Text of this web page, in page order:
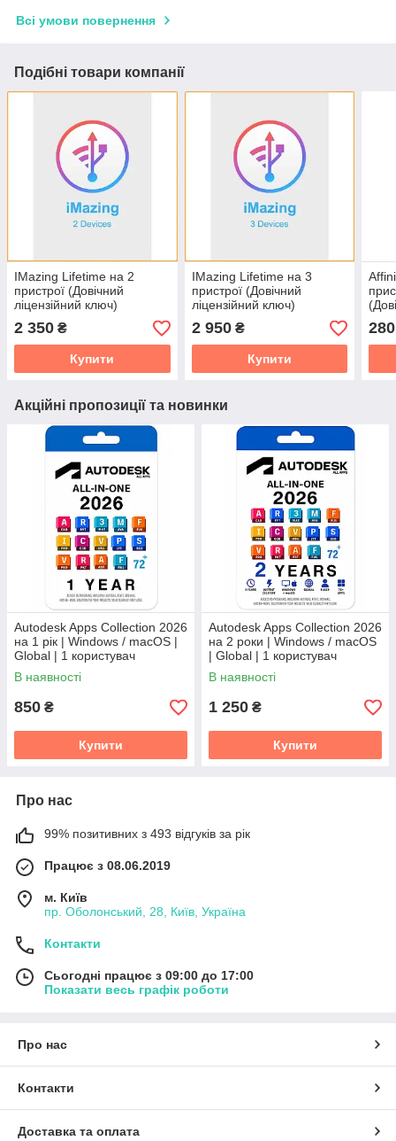
Всі умови повернення
Подібні товари компанії
IMazing Lifetime на 2
пристрої (Довічний
ліцензійний ключ)
2 350 ₴
Купити
IMazing Lifetime на 3
пристрої (Довічний
ліцензійний ключ)
2 950₴
Купити
280
Акційні пропозиції та новинки
Autodesk Apps Collection 2026
на 1 рік | Windows / macOS |
Global | 1 користувач
В наявності
850 ₴
Купити
Autodesk Apps Collection 2026
на 2 роки | Windows / macOS
| Global | 1 користувач
В наявності
1 250 ₴
Купити
Про нас
99% позитивних з 493 відгуків за рік
Працює з 08.06.2019
м. Київ
пр. Оболонський, 28, Київ, Україна
Контакти
Сьогодні працює з 09:00 до 17:00
Показати весь графік роботи
Про нас
Контакти
Доставка та оплата